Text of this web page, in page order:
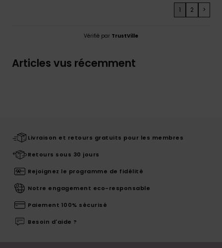
1 2 >
Vérifié par TrustVille
Articles vus récemment
Livraison et retours gratuits pour les membres
Retours sous 30 jours
Rejoignez le programme de fidélité
Notre engagement eco-responsable
Paiement 100% sécurisé
Besoin d'aide ?